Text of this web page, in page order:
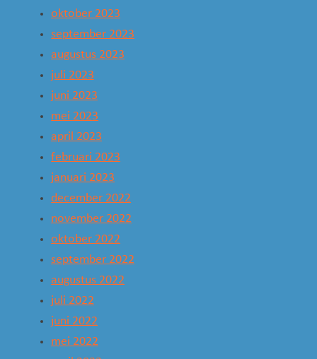
oktober 2023
september 2023
augustus 2023
juli 2023
juni 2023
mei 2023
april 2023
februari 2023
januari 2023
december 2022
november 2022
oktober 2022
september 2022
augustus 2022
juli 2022
juni 2022
mei 2022